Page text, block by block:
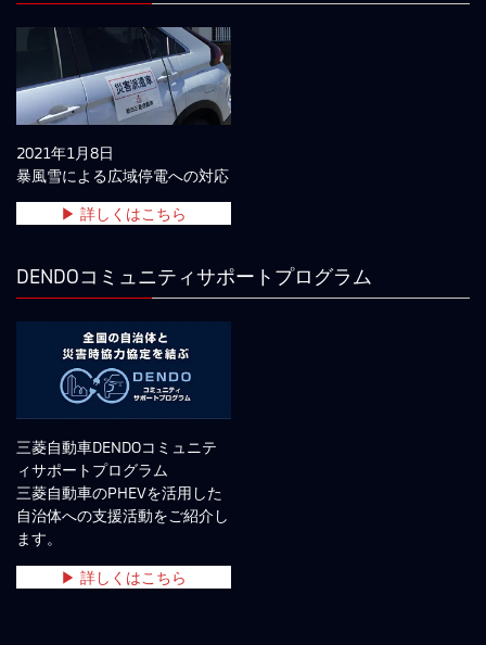
2021年1月8日
暴風雪による広域停電への対応
▶ 詳しくはこちら
DENDOコミュニティサポートプログラム
三菱自動車DENDOコミュニテ
ィサポートプログラム
三菱自動車のPHEVを活用した
自治体への支援活動をご紹介し
ます。
▶ 詳しくはこちら